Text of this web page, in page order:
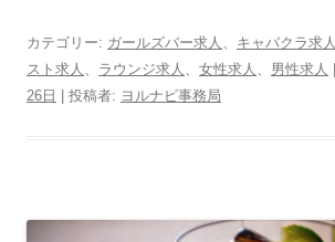
カテゴリー: ガールズバー求人 キャバクラ求人
スト求人
ラウンジ求人 女性求人 男性求人
26日
投稿者: ヨルナビ事務局